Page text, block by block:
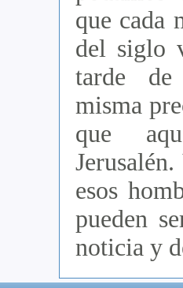
que cada
del siglo
tarde
misma
que
esos
pueden
noticia y